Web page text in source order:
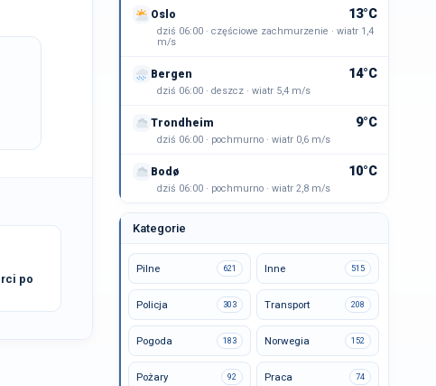
po
Oslo 13°C
dziś 06:00 · częściowe zachmurzenie · wiatr 1,4
m/s
Bergen 14°C
dziś 06:00 · deszcz · wiatr 5,4 m/s
Trondheim 9°C
dziś 06:00 · pochmurno · wiatr 0,6 m/s
Bodø 10°C
dziś 06:00 · pochmurno · wiatr 2,8 m/s
Kategorie
Pilne 621 Inne 515
Policja 303 Transport 208
Pogoda 183 Norwegia 152
Pożary 92 Praca 74